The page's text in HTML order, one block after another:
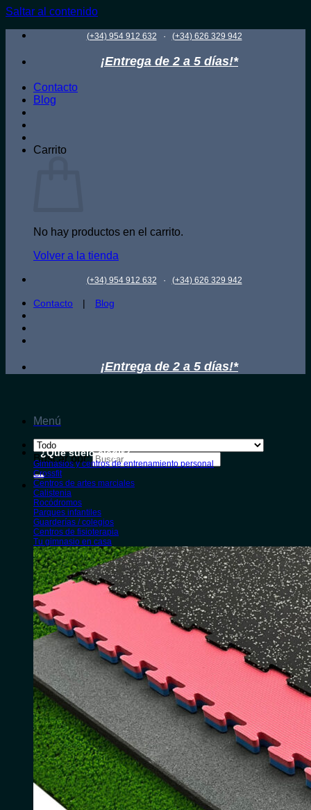
Saltar al contenido
(+34) 954 912 632 · (+34) 626 329 942
¡Entrega de 2 a 5 días!*
Contacto
Blog
Carrito
No hay productos en el carrito.
Volver a la tienda
(+34) 954 912 632 · (+34) 626 329 942
Contacto | Blog
¡Entrega de 2 a 5 días!*
Menú
Buscar por:
¿Qué suelo elegir?
Gimnasios y centros de entrenamiento personal
Crossfit
Centros de artes marciales
Calistenia
Rocódromos
Parques infantiles
Guarderías / colegios
Centros de fisioterapia
Tu gimnasio en casa